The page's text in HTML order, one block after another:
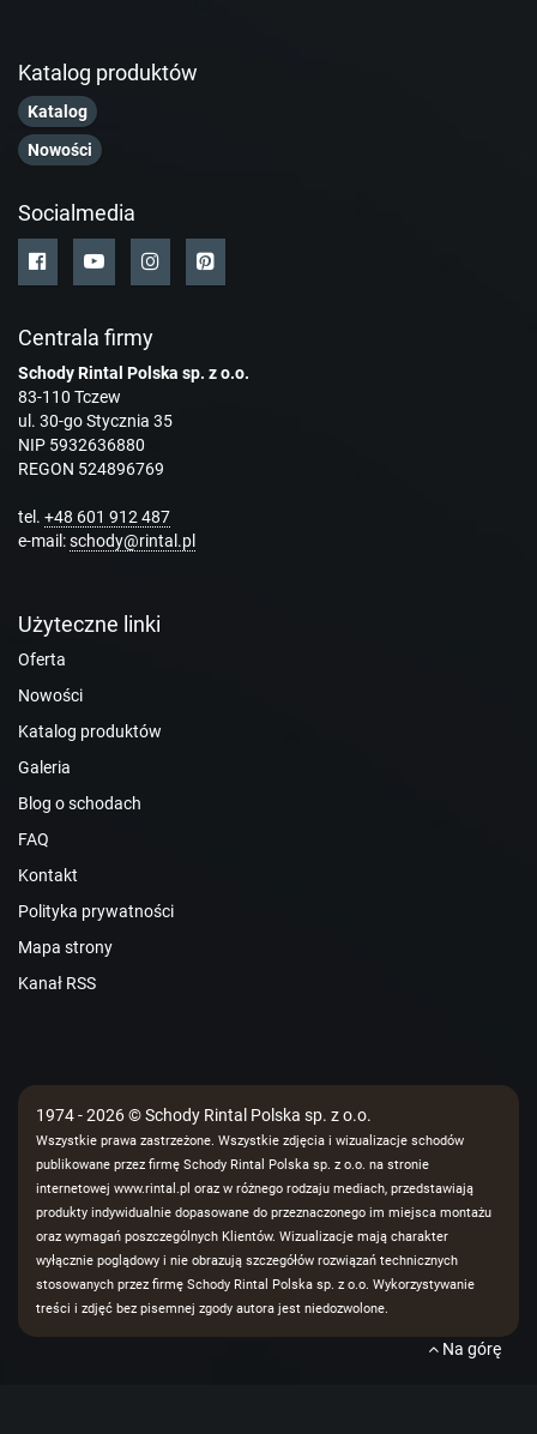
Katalog produktów
Katalog
Nowości
Socialmedia
Centrala firmy
Schody Rintal Polska sp. z o.o.
83-110 Tczew
ul. 30-go Stycznia 35
NIP 5932636880
REGON 524896769
tel. +48 601 912 487
e-mail:schody@rintal.pl
Użyteczne linki
Oferta
Nowości
Katalog produktów
Galeria
Blog o schodach
FAQ
Kontakt
Polityka prywatności
Mapa strony
Kanał RSS
1974 - 2026 © Schody Rintal Polska sp. z o.o.
Wszystkie prawa zastrzeżone. Wszystkie zdjęcia i wizualizacje schodów
publikowane przez firmę Schody Rintal Polska sp. z o.o. na stronie
internetowej www.rintal.pl oraz w różnego rodzaju mediach, przedstawiają
produkty indywidualnie dopasowane do przeznaczonego im miejsca montażu
oraz wymagań poszczególnych Klientów. Wizualizacje mają charakter
wyłącznie poglądowy i nie obrazują szczegółów rozwiązań technicznych
stosowanych przez firmę Schody Rintal Polska sp. z o.o. Wykorzystywanie
treści i zdjęć bez pisemnej zgody autora jest niedozwolone.
Na górę